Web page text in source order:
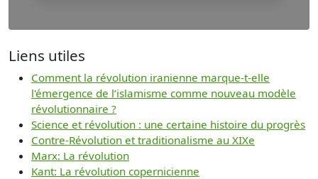
Liens utiles
Comment la révolution iranienne marque-t-elle
l'émergence de l’islamisme comme nouveau modèle
révolutionnaire ?
Science et révolution : une certaine histoire du progrès
Contre-Révolution et traditionalisme au XIXe
Marx: La révolution
Kant: La révolution copernicienne